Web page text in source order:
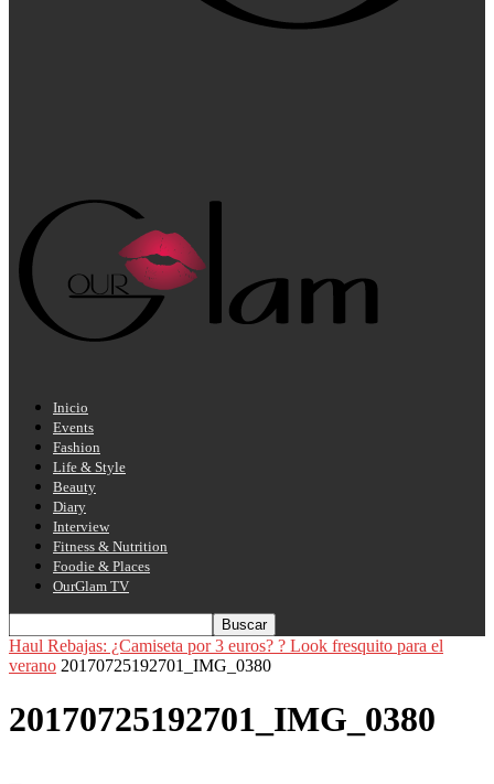
Inicio
Events
Fashion
Life & Style
Beauty
Diary
Interview
Fitness & Nutrition
Foodie & Places
OurGlam TV
Haul Rebajas: ¿Camiseta por 3 euros? ? Look fresquito para el
verano 20170725192701_IMG_0380
20170725192701_IMG_0380